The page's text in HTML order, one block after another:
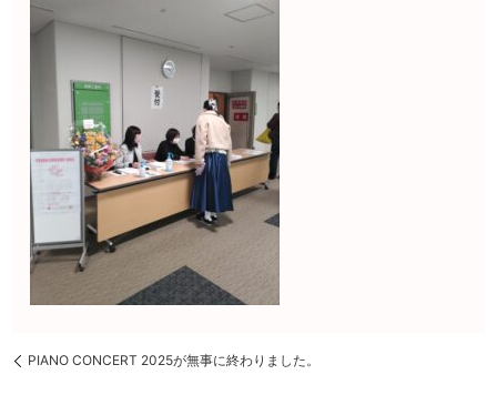
PIANO CONCERT 2025が無事に終わりました。